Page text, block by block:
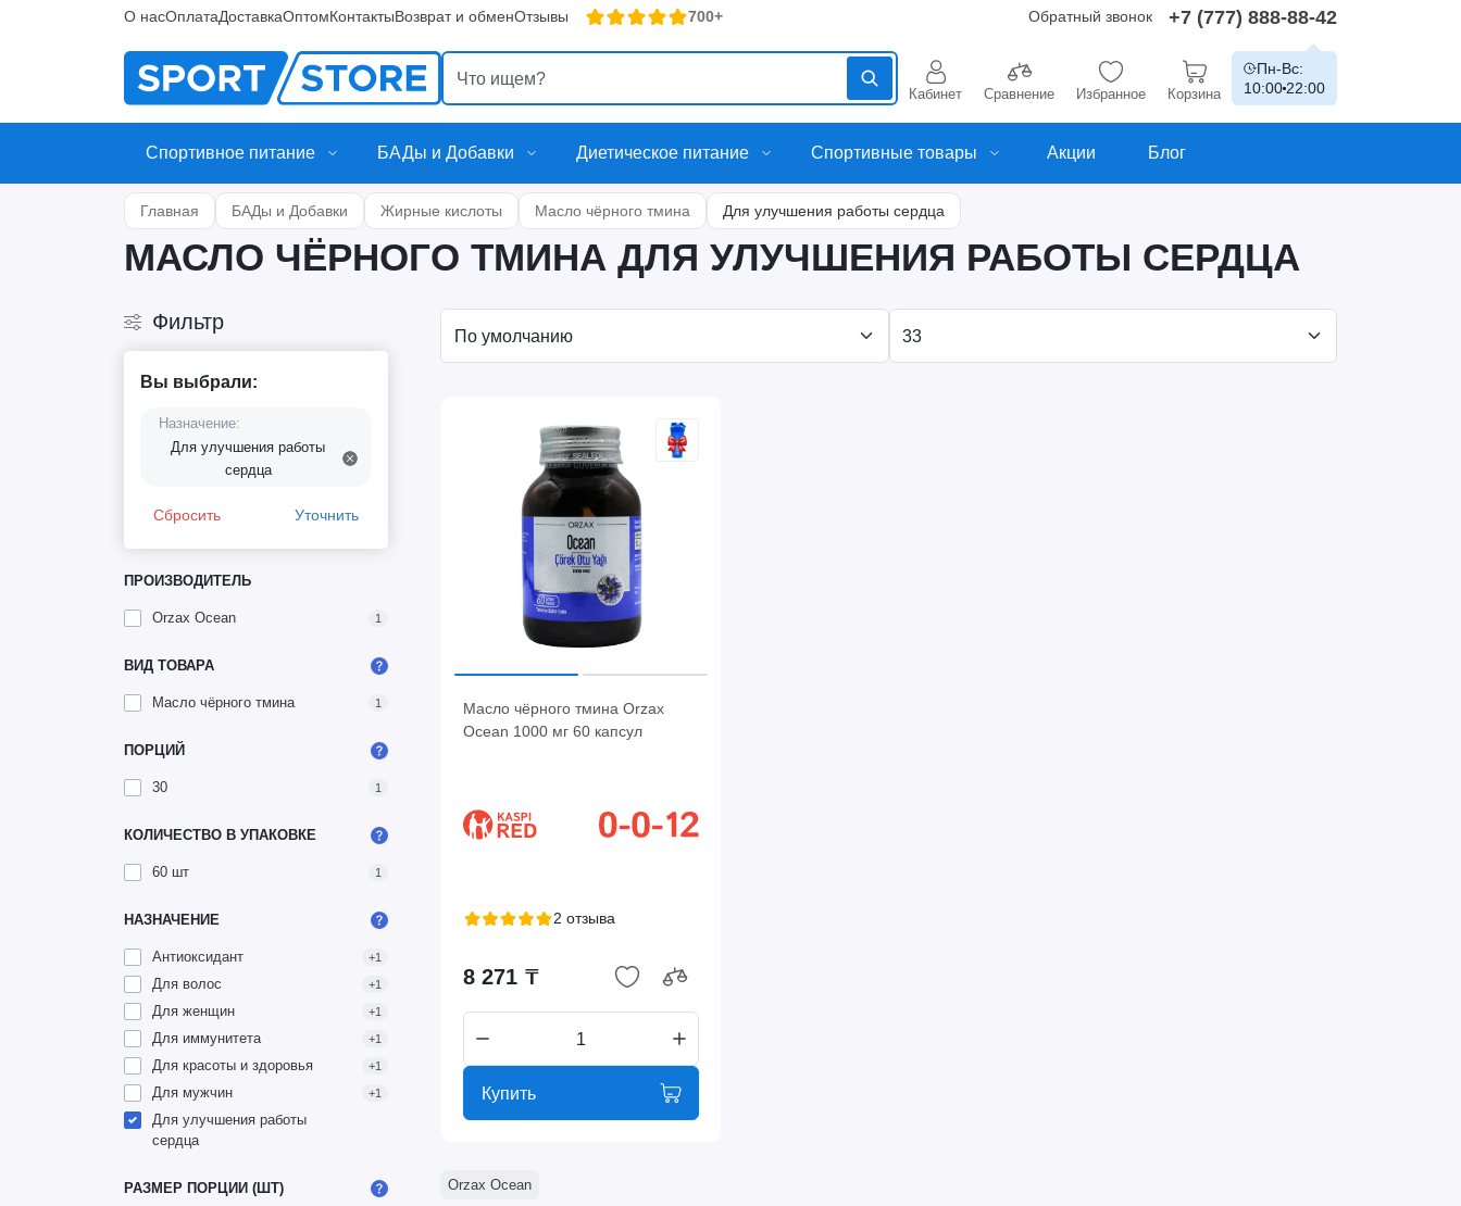
О насОплатаДоставкаОптомКонтактыВозврат и обменОтзывы 700+ Обратный звонок +7 (777) 888-88-42
Кабинет Сравнение Избранное Корзина
Пн-Вс:
10:00 22:00
Спортивное питание БАДы и Добавки Диетическое питание Спортивные товары Акции Блог
Главная БАДы и Добавки Жирные кислоты Масло чёрного тмина Для улучшения работы сердца
МАСЛО ЧЁРНОГО ТМИНА ДЛЯ УЛУЧШЕНИЯ РАБОТЫ СЕРДЦА
Фильтр
Вы выбрали:
Назначение:
Для улучшения работы
сердца
Сбросить Уточнить
ПРОИЗВОДИТЕЛЬ
Orzax Ocean 1
ВИД ТОВАРА
Масло чёрного тмина 1
ПОРЦИЙ
30 1
КОЛИЧЕСТВО В УПАКОВКЕ
60 шт 1
НАЗНАЧЕНИЕ
Антиоксидант +1
Для волос +1
Для женщин +1
Для иммунитета +1
Для красоты и здоровья +1
Для мужчин +1
Для улучшения работы
сердца
РАЗМЕР ПОРЦИИ (ШТ)
Масло чёрного тмина Orzax
Ocean 1000 мг 60 капсул
2 отзыва
8 271 ₸
Купить
Orzax Ocean